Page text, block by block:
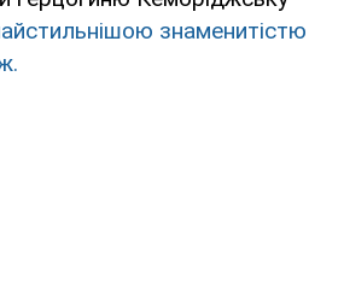
знаменитістю